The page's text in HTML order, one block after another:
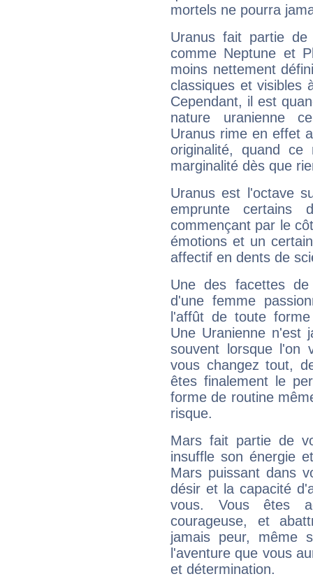
mortels ne pourra
Uranus fait partie
comme Neptune et
moins nettement
classiques et visibles
Cependant, il est
nature uranienne
Uranus rime en effet
originalité, quand ce
marginalité dès que
Uranus est l'octave
emprunte
commençant par le
émotions et un
affectif en dents de
Une des facettes
d'une femme
l'affût de toute
Une Uranienne n'est
souvent lorsque l'on
vous changez tout,
êtes finalement le
forme de routine
risque.
Mars fait partie de
insuffle son énergie
Mars puissant dans
désir et la capacité
vous. Vous êtes
courageuse, et
jamais peur, même
l'aventure que vous
et détermination.